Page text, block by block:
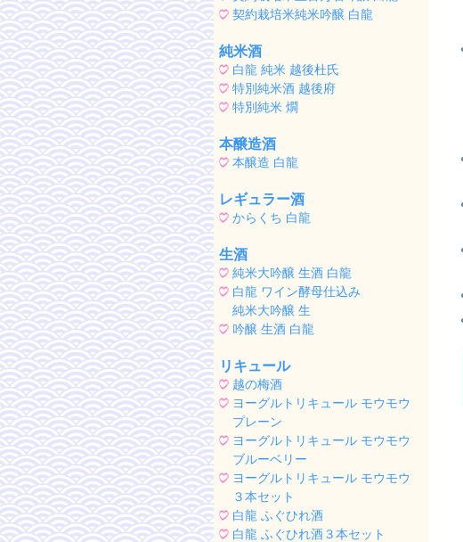
契約栽培米純米吟醸 白龍
純米酒
白龍 純米 越後杜氏
特別純米酒 越後府
特別純米 燗
本醸造酒
本醸造 白龍
レギュラー酒
からくち 白龍
生酒
純米大吟醸 生酒 白龍
白龍 ワイン酵母仕込み
純米大吟醸 生
吟醸 生酒 白龍
リキュール
越の梅酒
ヨーグルトリキュール モウモウ
プレーン
ヨーグルトリキュール モウモウ
ブルーベリー
ヨーグルトリキュール モウモウ
３本セット
白龍 ふぐひれ酒
白龍 ふぐひれ酒３本セット